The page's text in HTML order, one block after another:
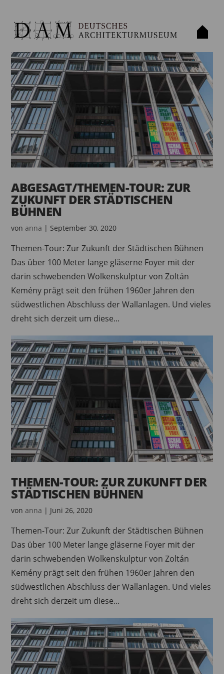
ABGESAGT/THEMEN-TOUR: ZUR
ZUKUNFT DER STÄDTISCHEN
BÜHNEN
vonanna | September 30, 2020
Themen-Tour: Zur Zukunft der Städtischen Bühnen
Das über 100 Meter lange gläserne Foyer mit der
darin schwebenden Wolkenskulptur von Zoltán
Kemény prägt seit den frühen 1960er Jahren den
südwestlichen Abschluss der Wallanlagen. Und vieles
dreht sich derzeit um diese...
THEMEN-TOUR: ZUR ZUKUNFT DER
STÄDTISCHEN BÜHNEN
vonanna | Juni 26, 2020
Themen-Tour: Zur Zukunft der Städtischen Bühnen
Das über 100 Meter lange gläserne Foyer mit der
darin schwebenden Wolkenskulptur von Zoltán
Kemény prägt seit den frühen 1960er Jahren den
südwestlichen Abschluss der Wallanlagen. Und vieles
dreht sich derzeit um diese...